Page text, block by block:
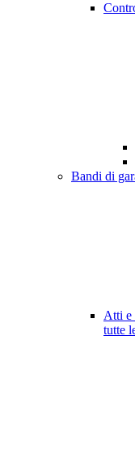
Bandi di
Atti e
tutte